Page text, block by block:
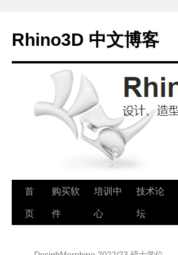
Rhino3D 中文博客
跳
至
首
页
购买软
件
培训中
心
技术论
坛